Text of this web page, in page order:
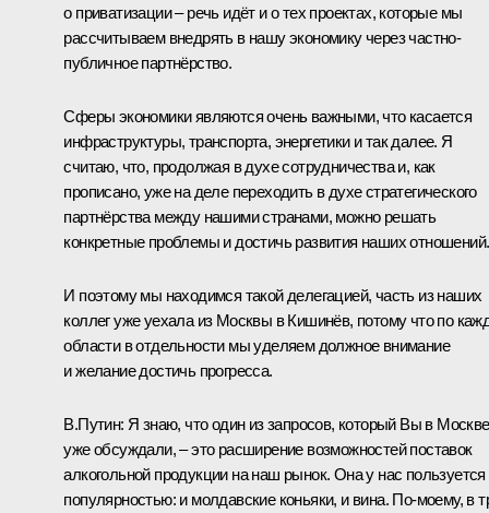
о приватизации – речь идёт и о тех проектах, которые мы
рассчитываем внедрять в нашу экономику через частно-
публичное партнёрство.
Сферы экономики являются очень важными, что касается
инфраструктуры, транспорта, энергетики и так далее. Я
считаю, что, продолжая в духе сотрудничества и, как
прописано, уже на деле переходить в духе стратегического
партнёрства между нашими странами, можно решать
конкретные проблемы и достичь развития наших отношений.
И поэтому мы находимся такой делегацией, часть из наших
коллег уже уехала из Москвы в Кишинёв, потому что по
области в отдельности мы уделяем должное внимание
и желание достичь прогресса.
В.Путин: Я знаю, что один из запросов, который Вы в Москве
уже обсуждали, – это расширение возможностей поставок
алкогольной продукции на наш рынок. Она у нас пользуется
популярностью: и молдавские коньяки, и вина. По‑моему, в